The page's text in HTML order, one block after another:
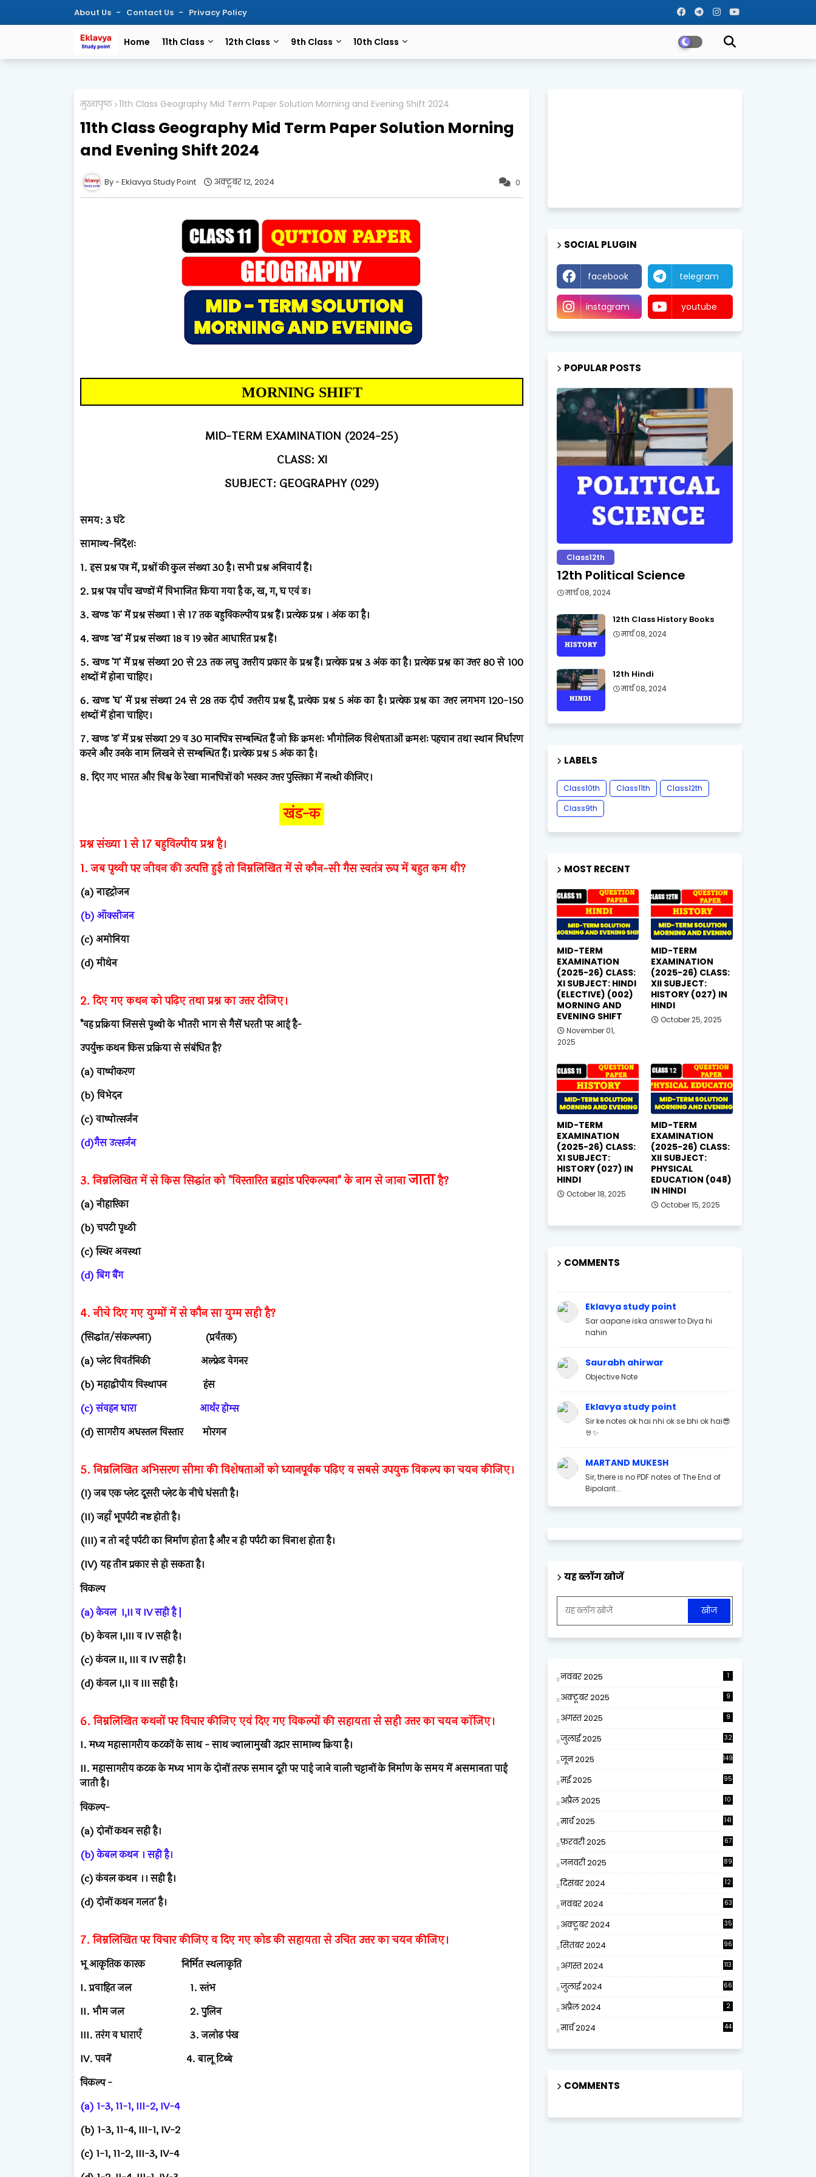
About Us Contact Us Privacy Policy
Home 11th Class 12th Class 9th Class 10th Class
मुख्यपृष्ठ 11th Class Geography Mid Term Paper Solution Morning and Evening Shift 2024
11th Class Geography Mid Term Paper Solution Morning
and Evening Shift 2024
0
Eklavya Study Point अक्टूबर 12, 2024
MORNING SHIFT
MID-TERM EXAMINATION (2024-25)
CLASS: XI
SUBJECT: GEOGRAPHY (029)
समय: 3 घंटे
सामान्य-निर्देशः
1. इस प्रश्न पत्र में, प्रश्नों की कुल संख्या 30 है। सभी प्रश्न अनिवार्य हैं।
2. प्रश्न पत्र पाँच खण्डों में विभाजित किया गया है क, ख, ग, घ एवं ङ।
3. खण्ड 'क' में प्रश्न संख्या 1 से 17 तक बहुविकल्पीय प्रश्न हैं। प्रत्येक प्रश्न । अंक का है।
4. खण्ड 'ख' में प्रश्न संख्या 18 व 19 स्रोत आधारित प्रश्न हैं।
5. खण्ड 'ग' में प्रश्न संख्या 20 से 23 तक लघु उत्तरीय प्रकार के प्रश्न हैं। प्रत्येक प्रश्न 3 अंक का है। प्रत्येक प्रश्न का उत्तर 80 से 100
शब्दों में होना चाहिए।
6. खण्ड 'घ' में प्रश्न संख्या 24 से 28 तक दीर्घ उत्तरीय प्रश्न हैं, प्रत्येक प्रश्न 5 अंक का है। प्रत्येक प्रश्न का उत्तर लगभग 120-150
शब्दों में होना चाहिए।
7. खण्ड 'ङ' में प्रश्न संख्या 29 व 30 मानचित्र सम्बन्धित हैं जो कि क्रमशः भौगोलिक विशेषताओं क्रमशः पहचान तथा स्थान निर्धारण
करने और उनके नाम लिखने से सम्बन्धित हैं। प्रत्येक प्रश्न 5 अंक का है।
8. दिए गए भारत और विश्व के रेखा मानचित्रों को भरकर उत्तर पुस्तिका में नत्थी कीजिए।
खंड-क
प्रश्न संख्या 1 से 17 बहुविल्पीय प्रश्न है।
1. जब पृथ्वी पर जीवन की उत्पत्ति हुई तो निम्नलिखित में से कौन-सी गैस स्वतंत्र रूप में बहुत कम थी?
(a) नाइट्रोजन
(b) ऑक्सीजन
(c) अमोनिया
(d) मीथेन
2. दिए गए कथन को पढ़िए तथा प्रश्न का उत्तर दीजिए।
"वह प्रक्रिया जिससे पृथ्वी के भीतरी भाग से गैसें धरती पर आई है-
उपर्युक्त कथन किस प्रक्रिया से संबंधित है?
(a) वाष्पीकरण
(b) विभेदन
(c) वाष्पोत्सर्जन
(d)गैस उत्सर्जन
3. निम्नलिखित में से किस सिद्धांत को "विस्तारित ब्रह्मांड परिकल्पना" के नाम सेजानाजाताहै?
(a) नीहारिका
(b) चपटी पृथ्ठी
(c) स्थिर अवस्था
(d) बिग बैंग
4. नीचे दिए गए युग्मों में से कौन सा युग्म सही है?
(सिद्धांत/संकल्पना) (प्रर्वतक)
(a) प्लेट विवर्तनिकी अल्फ्रेड वेगनर
(b) महाद्वीपीय विस्थापन हंस
(c) संवहन धारा आर्थर होम्स
(d) सागरीय अधस्तल विस्तार मोरगन
5. निम्नलिखित अभिसरण सीमा की विशेषताओं को ध्यानपूर्वक पढ़िए व सबसे उपयुक्त विकल्प का चयन कीजिए।
(I) जब एक प्लेट दूसरी प्लेट के नीचे धंसती है।
(II) जहाँ भूपर्पटी नष्ट होती है।
(III) न तो नई पर्पटी का निर्माण होता है और न ही पर्पटी का विनाश होता है।
(IV) यह तीन प्रकार से हो सकता है।
विकल्प
(a) केवल I,II व IV सही है |
(b) केवल I,III व IV सही है।
(c) कंवल II, III व IV सही है।
(d) कंवल I,II व III सही है।
6. निम्नलिखित कथनों पर विचार कीजिए एवं दिए गए विकल्पों की सहायता से सही उत्तर का चयन कॉजिए।
I. मध्य महासागरीय कटकों के साथ - साथ ज्वालामुखीउद्गारसामान्य क्रिया है।
II. महासागरीय कटक के मध्य भाग के दोनों तरफ समान दूरी पर पाई जाने वाली च‌ट्टानों के निर्माण के समय में असमानता पाई
जाती है।
विकल्प-
(a) दोनों कथन सही है।
(b) केबल कथन । सही है।
(c) कंवल कथन ।। सही है।
(d) दोनों कथन गलत' है।
7. निम्नलिखित पर विचार कीजिए व दिए गए कोड की सहायता से उचित उत्तर का चयन कीजिए।
भू आकृतिक कारक निर्मित स्थलाकृति
I. प्रवाहित जल 1. स्तंभ
II. भौम जल 2. पुलिन
III. तरंग व धाराएँ 3. जलोढ़ पंख
IV. पवनें 4. बालू टिब्बे
विकल्प -
(a) 1-3, 11-1, III-2, IV-4
(b) 1-3, 11-4, III-1, IV-2
(c) 1-1, 11-2, III-3, IV-4
SOCIAL PLUGIN
facebook telegram
instagram youtube
POPULAR POSTS
Class12th
12th Political Science
मार्च 08, 2024
12th Class History Books
मार्च 08, 2024
12th Hindi
मार्च 08, 2024
LABELS
Class10th Class11th
Class12th
Class9th
MOST RECENT
MID-TERM
EXAMINATION
(2025-26) CLASS:
XI SUBJECT: HINDI
(ELECTIVE) (002)
MORNING AND
EVENING SHIFT
November 01,
2025
MID-TERM
EXAMINATION
(2025-26) CLASS:
XII SUBJECT:
HISTORY (027) IN
HINDI
October 25, 2025
MID-TERM
EXAMINATION
(2025-26) CLASS:
XI SUBJECT:
HISTORY (027) IN
HINDI
October 18, 2025
MID-TERM
EXAMINATION
(2025-26) CLASS:
XII SUBJECT:
PHYSICAL
EDUCATION (048)
IN HINDI
October 15, 2025
COMMENTS
Eklavya study point
Sar aapane iska answer to Diya hi
nahin
Saurabh ahirwar
Objective Note
Eklavya study point
Sir ke notes ok hai nhi ok se bhi ok hai😎
🤘✨
MARTAND MUKESH
Sir, there is no PDF notes of The End of
Bipolarit...
यह ब्लॉग खोजें
नवंबर 2025 1
अक्टूबर 2025 9
अगस्त 2025 9
जुलाई 2025 32
जून 2025 149
मई 2025 95
अप्रैल 2025
10
मार्च 2025 141
फ़रवरी 2025 67
जनवरी 2025 89
दिसंबर 2024
12
नवंबर 2024 63
अक्टूबर 2024 35
सितंबर 2024 96
अगस्त 2024 113
जुलाई 2024 66
अप्रैल 2024 2
मार्च 2024 44
COMMENTS